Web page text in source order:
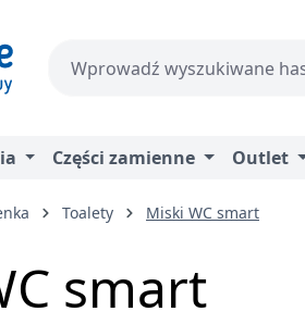
Części zamienne Outlet
Toalety Miski WC smart
smart